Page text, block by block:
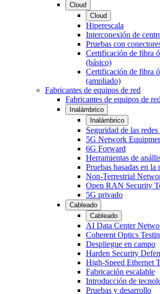
Cloud
Cloud
Hiperescala
Interconexión de
Pruebas con
Certificación de fibra
(básico)
Certificación de fibra
(ampliado)
Fabricantes de equipos de red
Fabricantes de equipos de red
Inalámbrico
Inalámbrico
Seguridad de las redes
5G Network
6G Forward
Herramientas de
Pruebas basadas en la
Non-Terrestrial
Open RAN Security
5G privado
Cableado
Cableado
AI Data Center
Coherent Optics
Despliegue en campo
Harden Security
High-Speed Ethernet
Fabricación escalable
Introducción de
Pruebas y desarrollo